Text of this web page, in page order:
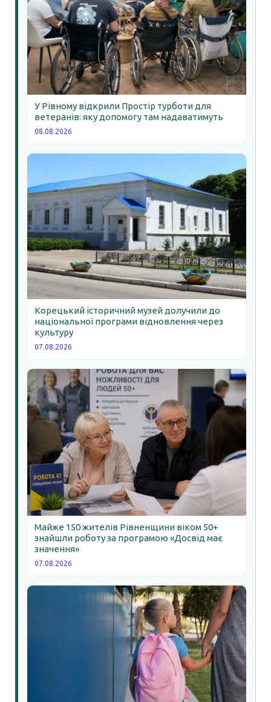
У Рівному відкрили Простір турботи для
ветеранів: яку допомогу там надаватимуть
08.08.2026
Корецький історичний музей долучили до
національної програми відновлення через
культуру
07.08.2026
Майже 150 жителів Рівненщини віком 50+
знайшли роботу за програмою «Досвід має
значення»
07.08.2026